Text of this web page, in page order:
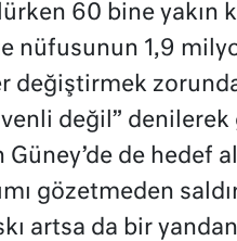
60 bine yakın
nüfusunun 1,9
değiştirmek
değil”
Güney’de de hedef
gözetmeden
artsa da bir